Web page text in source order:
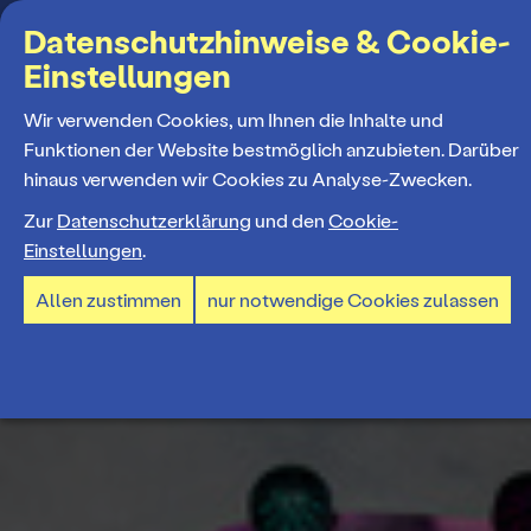
Suchbegriff
MENÜ
Programm
Spielplan
Spielzeiteröffnung
Tickets und Abos
Ticketpreise & Saalplan
Mitmachen
Datenschutzhinweise & Cookie-
Einstellungen
Wir verwenden Cookies, um Ihnen die Inhalte und
Funktionen der Website bestmöglich anzubieten. Darüber
hinaus verwenden wir Cookies zu Analyse-Zwecken.
Zur Datenschutzerklärung und den Cookie-
Einstellungen.
Allen zustimmen nur notwendige Cookies zulassen